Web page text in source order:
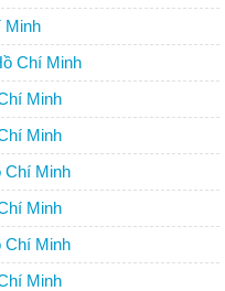
Minh
Chí Minh
Minh
Minh
Chí Minh
Minh
Chí Minh
Minh